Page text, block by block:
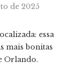
de 2025
essa
mais bonitas
Orlando.